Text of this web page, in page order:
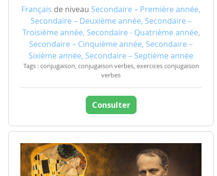
Français de niveau Secondaire – Première année,
Secondaire – Deuxième année, Secondaire –
Troisième année, Secondaire - Quatrième année,
Secondaire – Cinquième année, Secondaire –
Sixième année, Secondaire – Septième année
Tags : conjugaison, conjugaison verbes, exercices conjugaison
verbes
Consulter